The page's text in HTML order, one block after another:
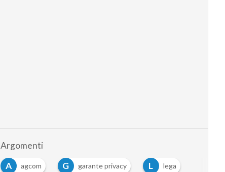
Argomenti
A
agcom G garante privacy L lega